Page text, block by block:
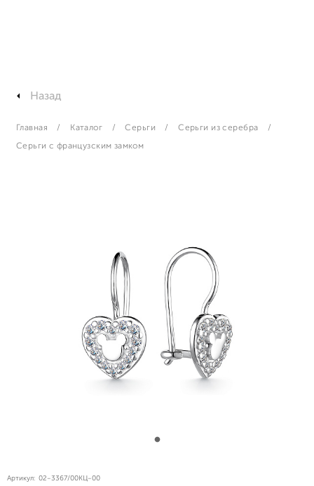
Назад
Главная Каталог Серьги Серьги из серебра
Серьги с французским замком
Артикул: 02-3367/00КЦ-00